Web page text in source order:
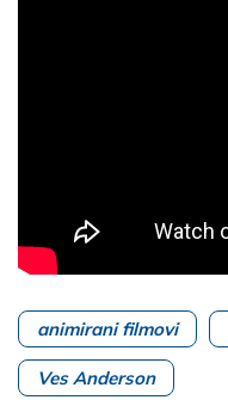
animirani filmovi
Ves Anderson